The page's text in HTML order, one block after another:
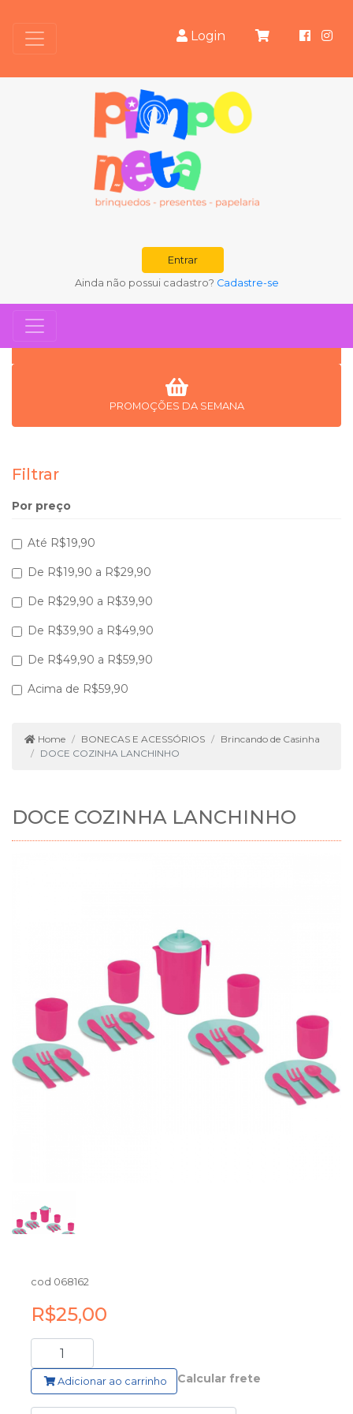
Login
Entrar
Ainda não possui cadastro? Cadastre-se
PROMOÇÕES DA SEMANA
Filtrar
Por preço
Até R$19,90
De R$19,90 a R$29,90
De R$29,90 a R$39,90
De R$39,90 a R$49,90
De R$49,90 a R$59,90
Acima de R$59,90
Home BONECAS E ACESSÓRIOS
Brincando de Casinha
DOCE COZINHA LANCHINHO
DOCE COZINHA LANCHINHO
cod 068162
R$25,00
Adicionar ao carrinho Calcular frete